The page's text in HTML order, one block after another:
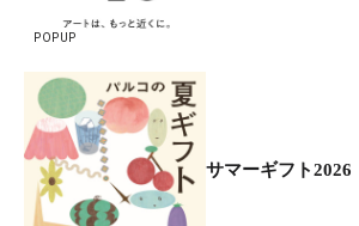
POPUP
サマーギフト2026